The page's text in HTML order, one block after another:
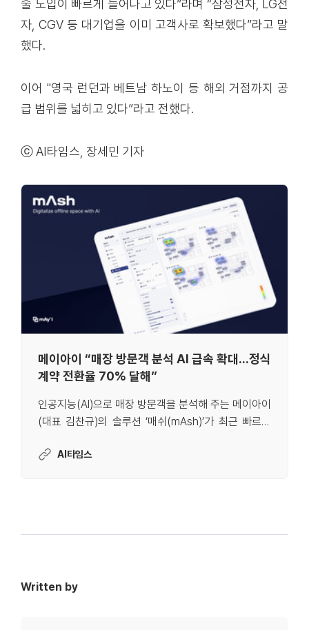
술 도입이 빠르게 늘어나고 있다”라며 “삼성전자, LG전
자, CGV 등 대기업을 이미 고객사로 확보했다”라고 말
했다.
이어 "영국 런던과 베트남 하노이 등 해외 거점까지 공
급 범위를 넓히고 있다”라고 전했다.
ⓒ AI타임스, 장세민 기자
메이아이 “매장 방문객 분석 AI 급속 확대...정식
계약 전환율 70% 달해”
인공지능(AI)으로 매장 방문객을 분석해 주는 메이아이
(대표 김찬규)의 솔루션 ‘매쉬(mAsh)’가 최근 빠르게
기업 중 무려 70%가 이를 정식 채택했다는 사실이 이
AI타임스
Written by